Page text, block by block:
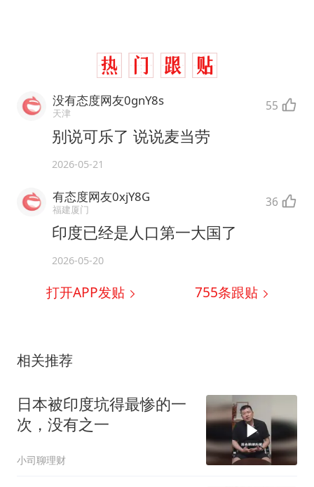
没有态度网友0gnY8s
天津 55
别说可乐了 说说麦当劳
2026-05-21
有态度网友0xjY8G
福建厦门 36
印度已经是人口第一大国了
2026-05-20
打开APP发贴 755条跟贴
相关推荐
日本被印度坑得最惨的一
次，没有之一
小司聊理财